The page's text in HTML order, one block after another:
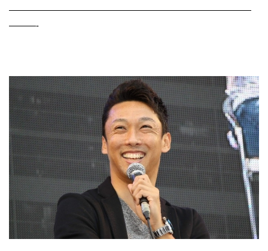
———————————————————————————
———-